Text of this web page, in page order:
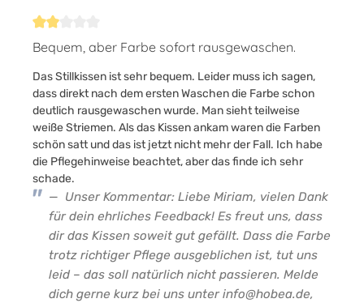
Bewertung mit 2 von 5 Sternen
Bequem, aber Farbe sofort rausgewaschen.
Das Stillkissen ist sehr bequem. Leider muss ich sagen,
dass direkt nach dem ersten Waschen die Farbe schon
deutlich rausgewaschen wurde. Man sieht teilweise
weiße Striemen. Als das Kissen ankam waren die Farben
schön satt und das ist jetzt nicht mehr der Fall. Ich habe
die Pflegehinweise beachtet, aber das finde ich sehr
schade.
Unser Kommentar: Liebe Miriam, vielen Dank
für dein ehrliches Feedback! Es freut uns, dass
dir das Kissen soweit gut gefällt. Dass die Farbe
trotz richtiger Pflege ausgeblichen ist, tut uns
leid – das soll natürlich nicht passieren. Melde
dich gerne kurz bei uns unter info@hobea.de,